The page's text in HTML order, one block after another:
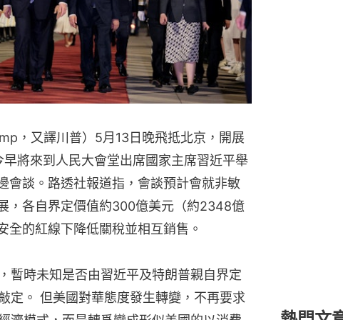
，又譯川普）5月13日晚飛抵北京，開展
將來到人民大會堂出席國家主席習近平舉
會談。路透社報道指，會談預計會就非敏
，各自界定價值約300億美元（約2348億
全的紅線下降低關稅並相互銷售。
暫時未知是否由習近平及特朗普親自界定
定。 但美國對華態度發生轉變，不再要求